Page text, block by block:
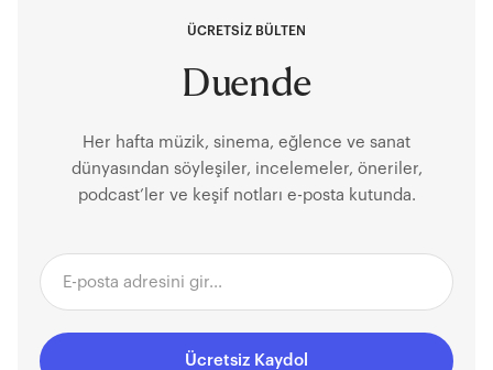
ÜCRETSİZ BÜLTEN
Duende
Her hafta müzik, sinema, eğlence ve sanat
dünyasından söyleşiler, incelemeler, öneriler,
podcast’ler ve keşif notları e-posta kutunda.
Ücretsiz Kaydol